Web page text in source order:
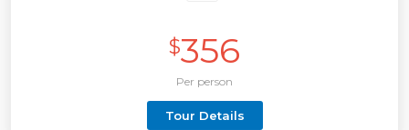
$356
Per person
Tour Details